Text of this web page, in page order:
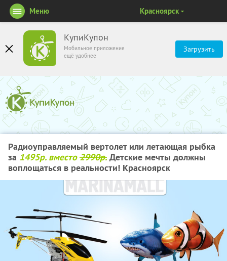
КупиКупон
Мобильное приложение
ещё удобнее
Загрузить
Меню Красноярск
Радиоуправляемый вертолет или летающая рыбка
за 1495р. вместо2990р. Детские мечты должны
воплощаться в реальности! Красноярск